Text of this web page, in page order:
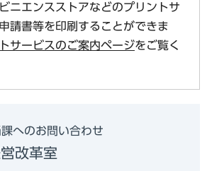
ニエンスストアなどのプリントサ
請書等を印刷することができま
サービスのご案内ページをご覧く
へのお問い合わせ
改革室